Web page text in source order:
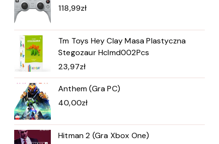
118,99zł
Tm Toys Hey Clay Masa Plastyczna
Stegozaur Hclmd002Pcs
23,97zł
Anthem (Gra PC)
40,00zł
Hitman 2 (Gra Xbox One)